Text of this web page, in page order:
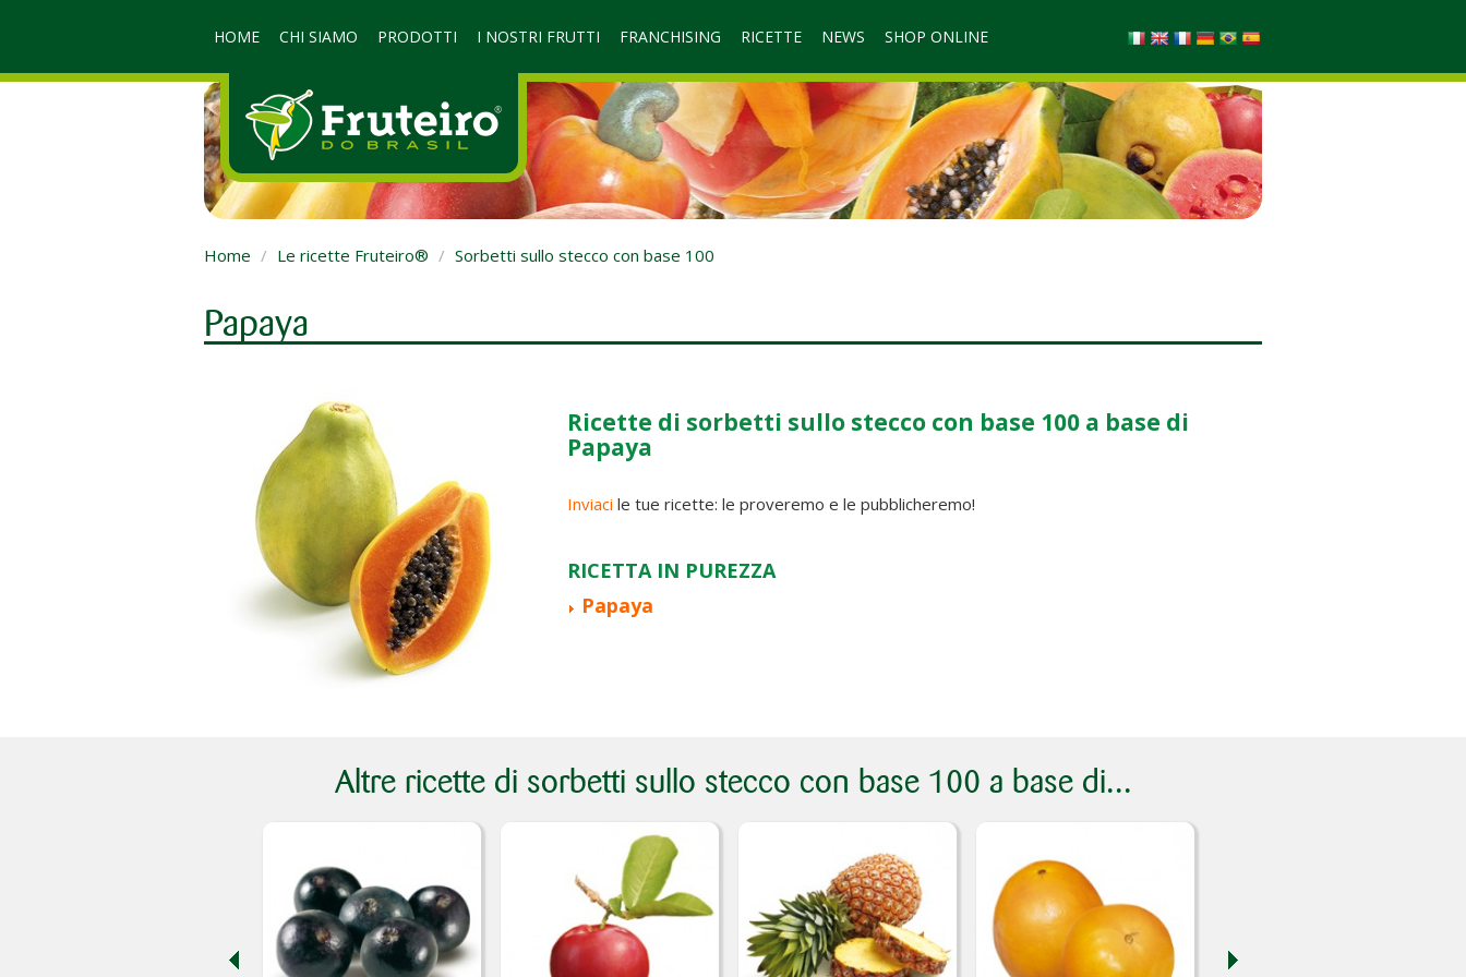
HOME CHI SIAMO PRODOTTI I NOSTRI FRUTTI FRANCHISING RICETTE NEWS SHOP ONLINE
Home Le ricette Fruteiro® Sorbetti sullo stecco con base 100
Papaya
Ricette di sorbetti sullo stecco con base 100 a base di
Papaya
Inviaci le tue ricette: le proveremo e le pubblicheremo!
RICETTA IN PUREZZA
Papaya
Altre ricette di sorbetti sullo stecco con base 100 a base di...